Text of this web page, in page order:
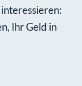
Ihr Geld in